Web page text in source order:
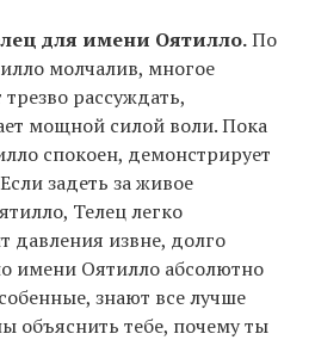
для имени Оятилло.По
молчалив, многое
рассуждать,
мощной силой воли. Пока
спокоен, демонстрирует
задеть за живое
Телец легко
давления извне, долго
имени Оятилло абсолютно
знают все лучше
объяснить тебе, почему ты